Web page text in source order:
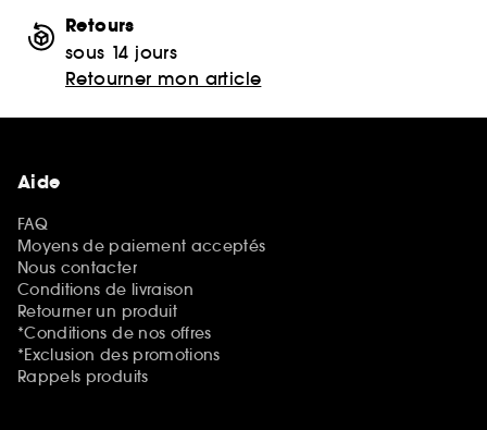
Retours
sous 14 jours
Retourner mon article
Aide
FAQ
Moyens de paiement acceptés
Nous contacter
Conditions de livraison
Retourner un produit
*Conditions de nos offres
*Exclusion des promotions
Rappels produits